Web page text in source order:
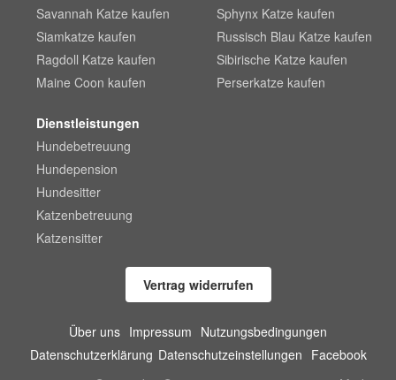
Savannah Katze kaufen
Siamkatze kaufen
Ragdoll Katze kaufen
Maine Coon kaufen
Sphynx Katze kaufen
Russisch Blau Katze kaufen
Sibirische Katze kaufen
Perserkatze kaufen
Dienstleistungen
Hundebetreuung
Hundepension
Hundesitter
Katzenbetreuung
Katzensitter
Vertrag widerrufen
Über uns Impressum Nutzungsbedingungen
Datenschutzerklärung Datenschutzeinstellungen Facebook